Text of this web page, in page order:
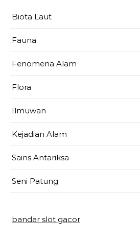
Biota Laut
Fauna
Fenomena Alam
Flora
Ilmuwan
Kejadian Alam
Sains Antariksa
Seni Patung
bandar slot gacor